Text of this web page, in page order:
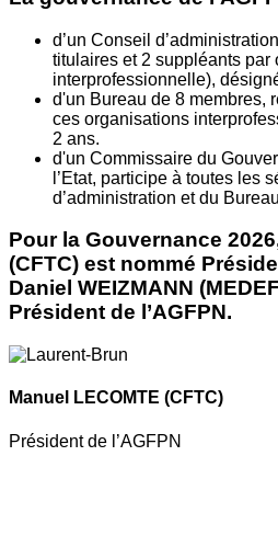
d’un Conseil
titulaires et 2 suppléants par
interprofessionnelle),
d'un Bureau de 8 membres,
ces organisations
2 ans.
d'un Commissaire du
l’Etat, participe à toutes les
d’administration et du
Pour la Gouvernance
(CFTC) est nommé
Daniel WEIZMANN
Président de l’AGFPN.
Manuel LECOMTE (CFTC)
Président de l’AGFPN